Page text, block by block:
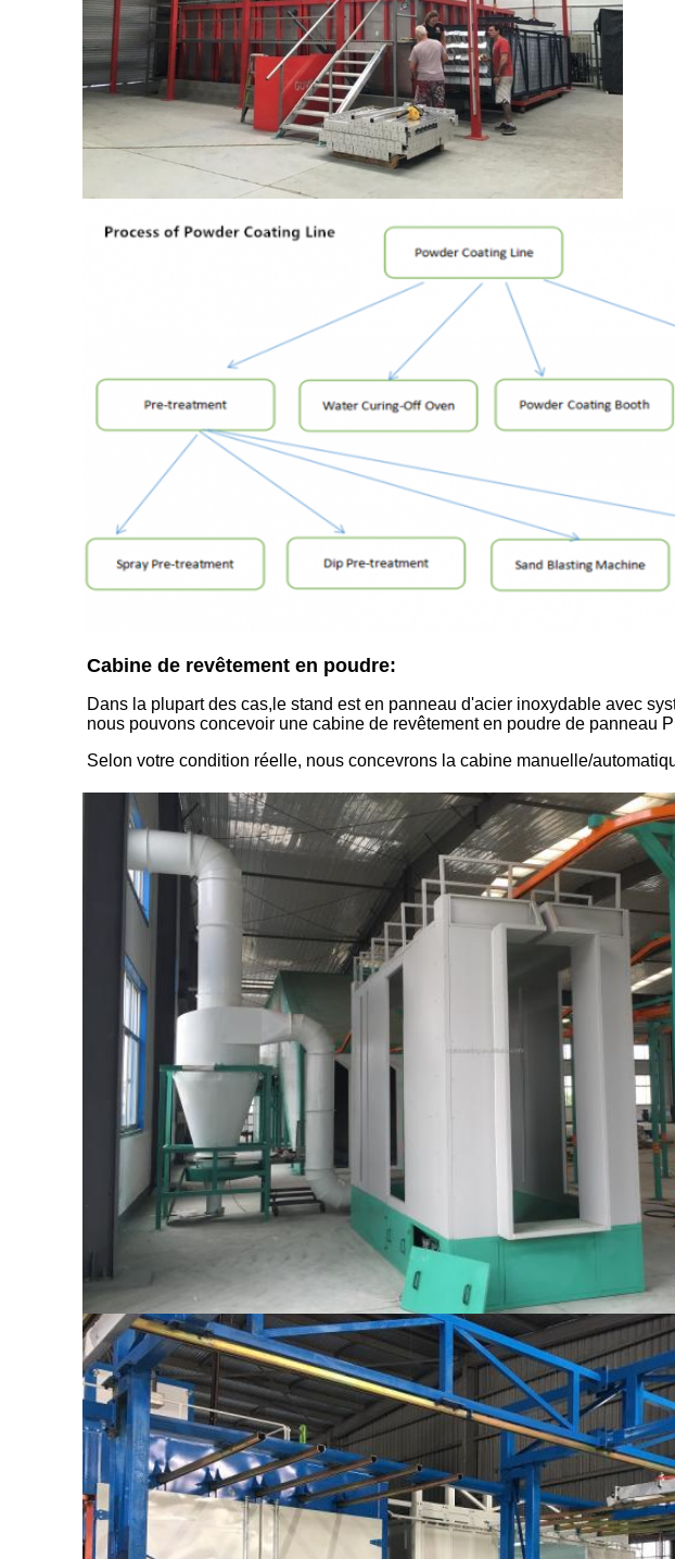
Cabine de revêtement en poudre:
Dans la plupart des cas,le stand est en panneau d'acier inoxydable avec
nous pouvons concevoir une cabine de revêtement en poudre de panneau
Selon votre condition réelle, nous concevrons la cabine manuelle/